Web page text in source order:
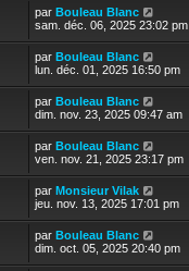
par Bouleau Blanc
sam. déc. 06, 2025 23:02 pm
par Bouleau Blanc
lun. déc. 01, 2025 16:50 pm
par Bouleau Blanc
dim. nov. 23, 2025 09:47 am
par Bouleau Blanc
ven. nov. 21, 2025 23:17 pm
par Monsieur Vilak
jeu. nov. 13, 2025 17:01 pm
par Bouleau Blanc
dim. oct. 05, 2025 20:40 pm